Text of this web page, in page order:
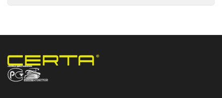
НПП «СПЕКТР» ЗАВОД ЛАКОКРАСОЧНЫХ МАТЕРИАЛОВ